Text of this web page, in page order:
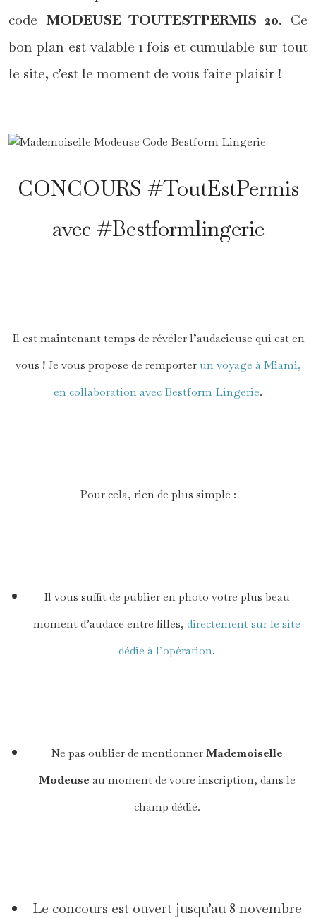
code MODEUSE_TOUTESTPERMIS_20. Ce
bon plan est valable 1 fois et cumulable sur tout
le site, c’est le moment de vous faire plaisir !
CONCOURS #ToutEstPermis
avec #Bestformlingerie
Il est maintenant temps de révéler l’audacieuse qui est en
vous ! Je vous propose de remporter un voyage à Miami,
en collaboration avec Bestform Lingerie.
Pour cela, rien de plus simple :
Il vous suffit de publier en photo votre plus beau
moment d’audace entre filles, directement sur le site
dédié à l’opération.
Ne pas oublier de mentionnerMademoiselle
Modeuse au moment de votre inscription, dans le
champ dédié.
Le concours est ouvert jusqu’au 8 novembre